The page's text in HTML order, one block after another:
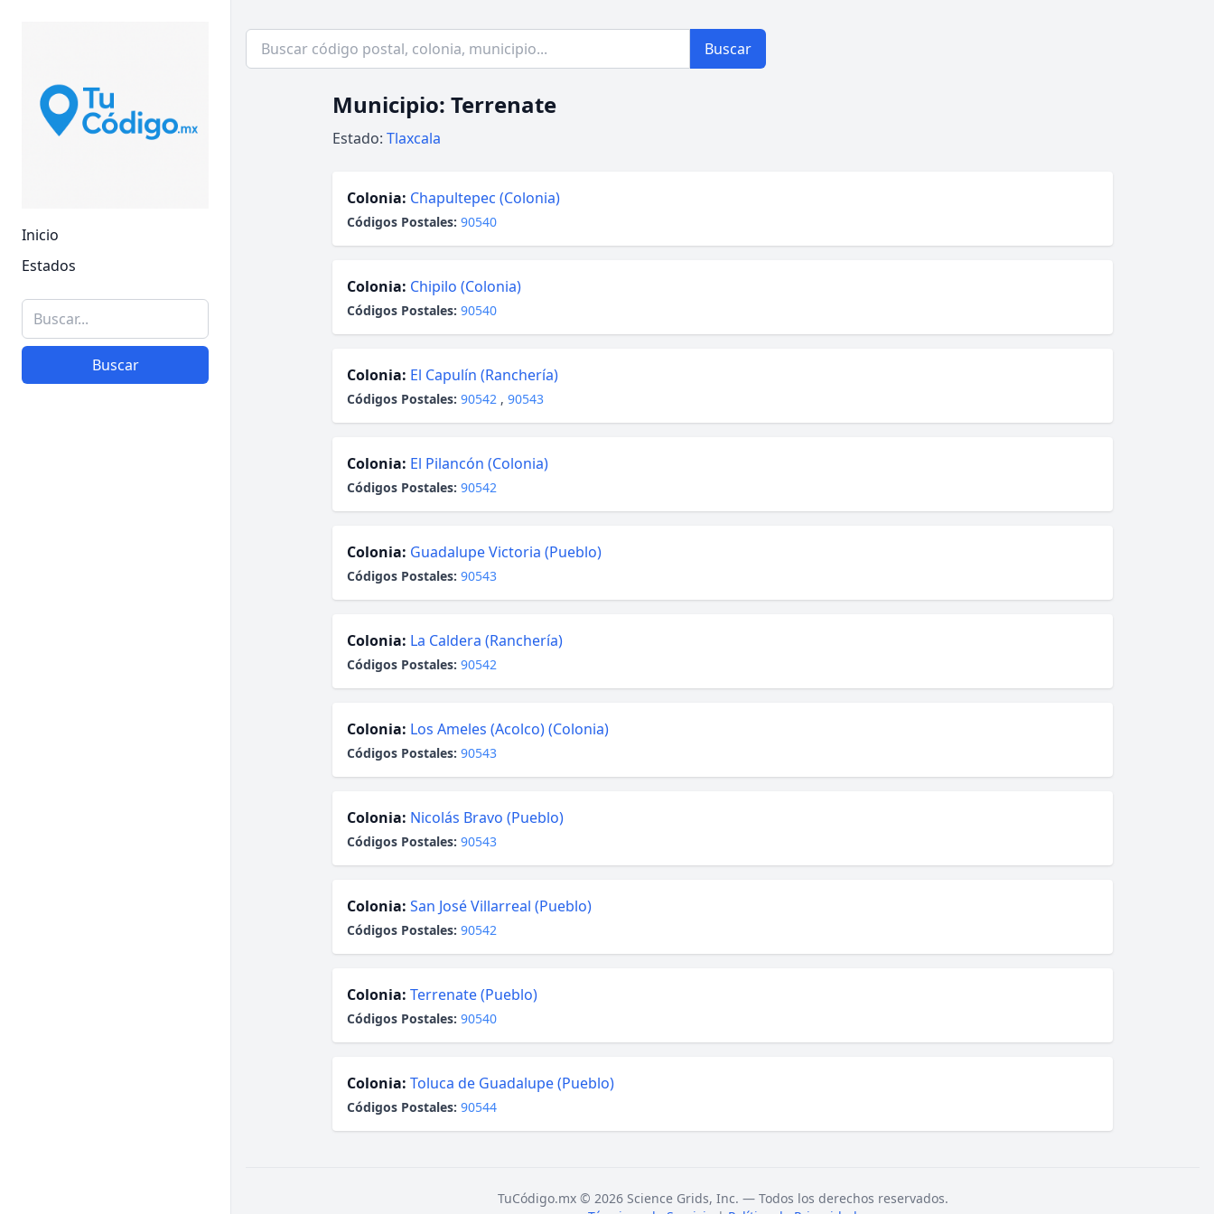
Inicio
Estados
Buscar
Buscar
Municipio: Terrenate
Estado: Tlaxcala
Colonia: Chapultepec (Colonia)
Códigos Postales: 90540
Colonia: Chipilo (Colonia)
Códigos Postales: 90540
Colonia: El Capulín (Ranchería)
Códigos Postales: 90542 , 90543
Colonia: El Pilancón (Colonia)
Códigos Postales: 90542
Colonia: Guadalupe Victoria (Pueblo)
Códigos Postales: 90543
Colonia: La Caldera (Ranchería)
Códigos Postales: 90542
Colonia: Los Ameles (Acolco) (Colonia)
Códigos Postales: 90543
Colonia: Nicolás Bravo (Pueblo)
Códigos Postales: 90543
Colonia: San José Villarreal (Pueblo)
Códigos Postales: 90542
Colonia: Terrenate (Pueblo)
Códigos Postales: 90540
Colonia: Toluca de Guadalupe (Pueblo)
Códigos Postales: 90544
TuCódigo.mx © 2026 Science Grids, Inc. — Todos los derechos reservados.